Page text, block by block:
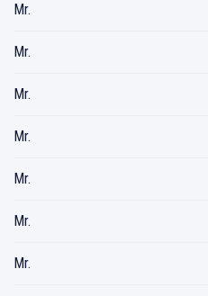
Mr.
Mr.
Mr.
Mr.
Mr.
Mr.
Mr.